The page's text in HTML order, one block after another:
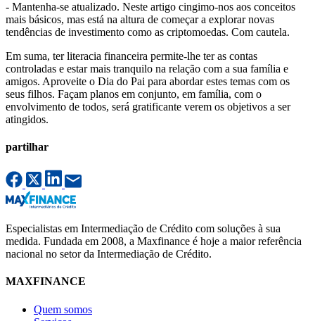
- Mantenha-se atualizado. Neste artigo cingimo-nos aos conceitos
mais básicos, mas está na altura de começar a explorar novas
tendências de investimento como as criptomoedas. Com cautela.
Em suma, ter literacia financeira permite-lhe ter as contas
controladas e estar mais tranquilo na relação com a sua família e
amigos. Aproveite o Dia do Pai para abordar estes temas com os
seus filhos. Façam planos em conjunto, em família, com o
envolvimento de todos, será gratificante verem os objetivos a ser
atingidos.
partilhar
Especialistas em Intermediação de Crédito com soluções à sua
medida. Fundada em 2008, a Maxfinance é hoje a maior referência
nacional no setor da Intermediação de Crédito.
MAXFINANCE
Quem somos